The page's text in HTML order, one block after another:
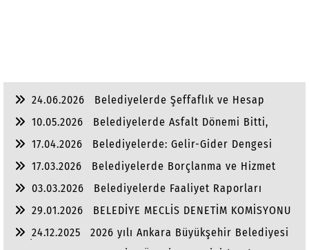
24.06.2026
Belediyelerde Şeffaflık ve Hesap
10.05.2026
Belediyelerde Asfalt Dönemi Bitti,
17.04.2026
Belediyelerde: Gelir-Gider Dengesi
17.03.2026
Belediyelerde Borçlanma ve Hizmet
03.03.2026
Belediyelerde Faaliyet Raporları
29.01.2026
BELEDİYE MECLİS DENETİM KOMİSYONU
24.12.2025
2026 yılı Ankara Büyükşehir Belediyesi
ve İlçe Belediye Bütçeleri